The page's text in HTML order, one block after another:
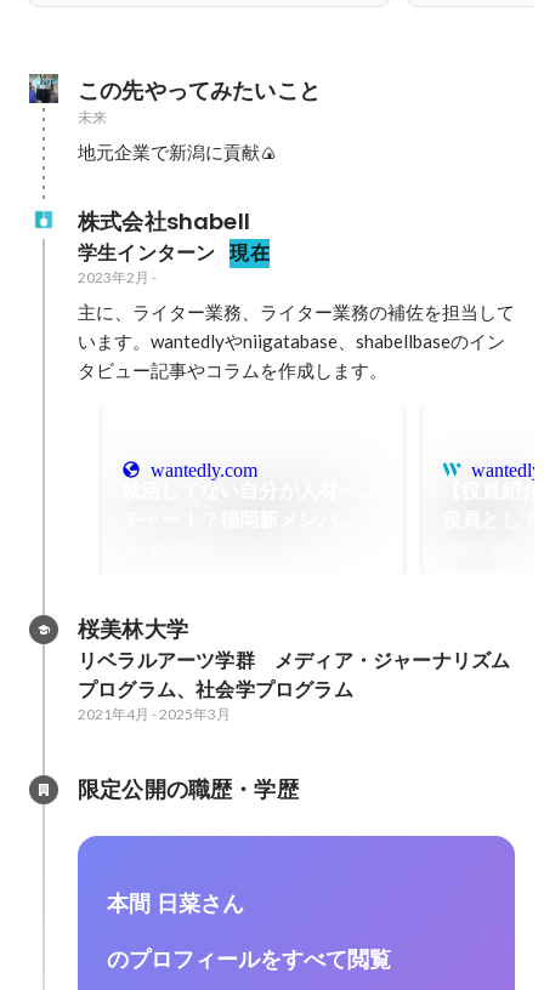
この先やってみたいこと
未来
地元企業で新潟に貢献🍙
株式会社shabell
学生インターン 現在
2023年2月 -
主に、ライター業務、ライター業務の補佐を担当して
います。wantedlyやniigatabase、shabellbaseのイン
タビュー記事やコラムを作成します。
wantedly.com
桜美林大学
リベラルアーツ学群　メディア・ジャーナリズム
プログラム、社会学プログラム
2021年4月 - 2025年3月
限定公開の職歴・学歴
本間 日菜さん
のプロフィールをすべて閲覧